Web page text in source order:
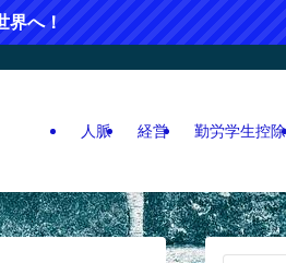
界へ！
ん活動、人生逆戻りツアー・コンサル
人脈 経営 勤労学生控除